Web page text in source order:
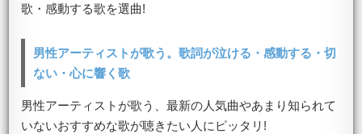
歌・感動する歌を選曲!
男性アーティストが歌う。歌詞が泣ける・感動する・切
ない・心に響く歌
男性アーティストが歌う、最新の人気曲やあまり知られて
いないおすすめな歌が聴きたい人にピッタリ!